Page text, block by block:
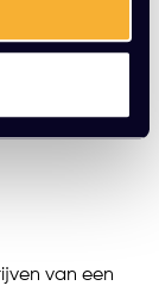
van een